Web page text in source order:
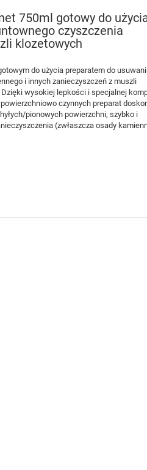
750ml gotowy do
czyszczenia
klozetowych
do użycia preparatem do
i innych zanieczyszczeń z muszli
wysokiej lepkości i specjalnej
czynnych preparat
pionowych powierzchni, szybko i
(zwłaszcza osady